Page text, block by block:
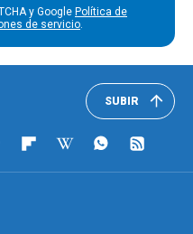
y Google Política de
de servicio.
SUBIR